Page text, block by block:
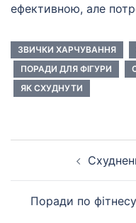
ефективною, але
ЗВИЧКИ ХАРЧУВАННЯ
ПОРАДИ ДЛЯ ФІГУРИ
ЯК СХУДНУТИ
Навігація
по
запису
Поради по